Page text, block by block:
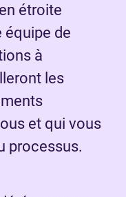
étroite
de
à
les
et qui vous
processus.